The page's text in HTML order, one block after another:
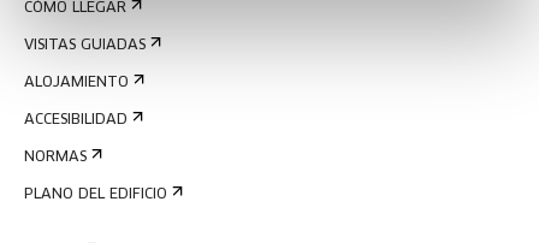
CÓMO LLEGAR
VISITAS GUIADAS
ALOJAMIENTO
ACCESIBILIDAD
NORMAS
PLANO DEL EDIFICIO